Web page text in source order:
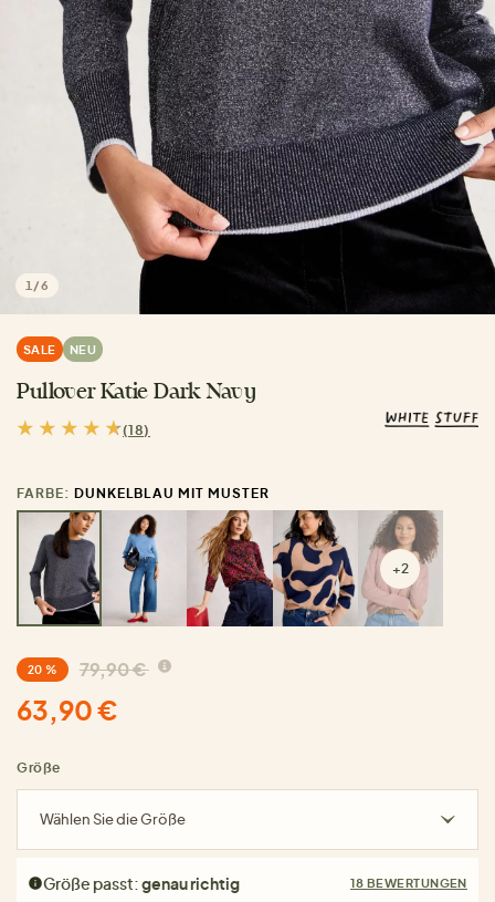
1 /6
SALE NEU
Pullover Katie Dark Navy
(18)
FARBE: DUNKELBLAU MIT MUSTER
+2
20 % 79,90 €
63,90 €
Größe
Wählen Sie die Größe
Größe passt:genau richtig 18 BEWERTUNGEN